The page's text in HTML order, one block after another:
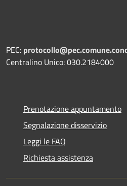
PEC:
Centralino Unico: 030.2184000
Prenotazione appuntamento
Segnalazione disservizio
Leggi le FAQ
Richiesta assistenza